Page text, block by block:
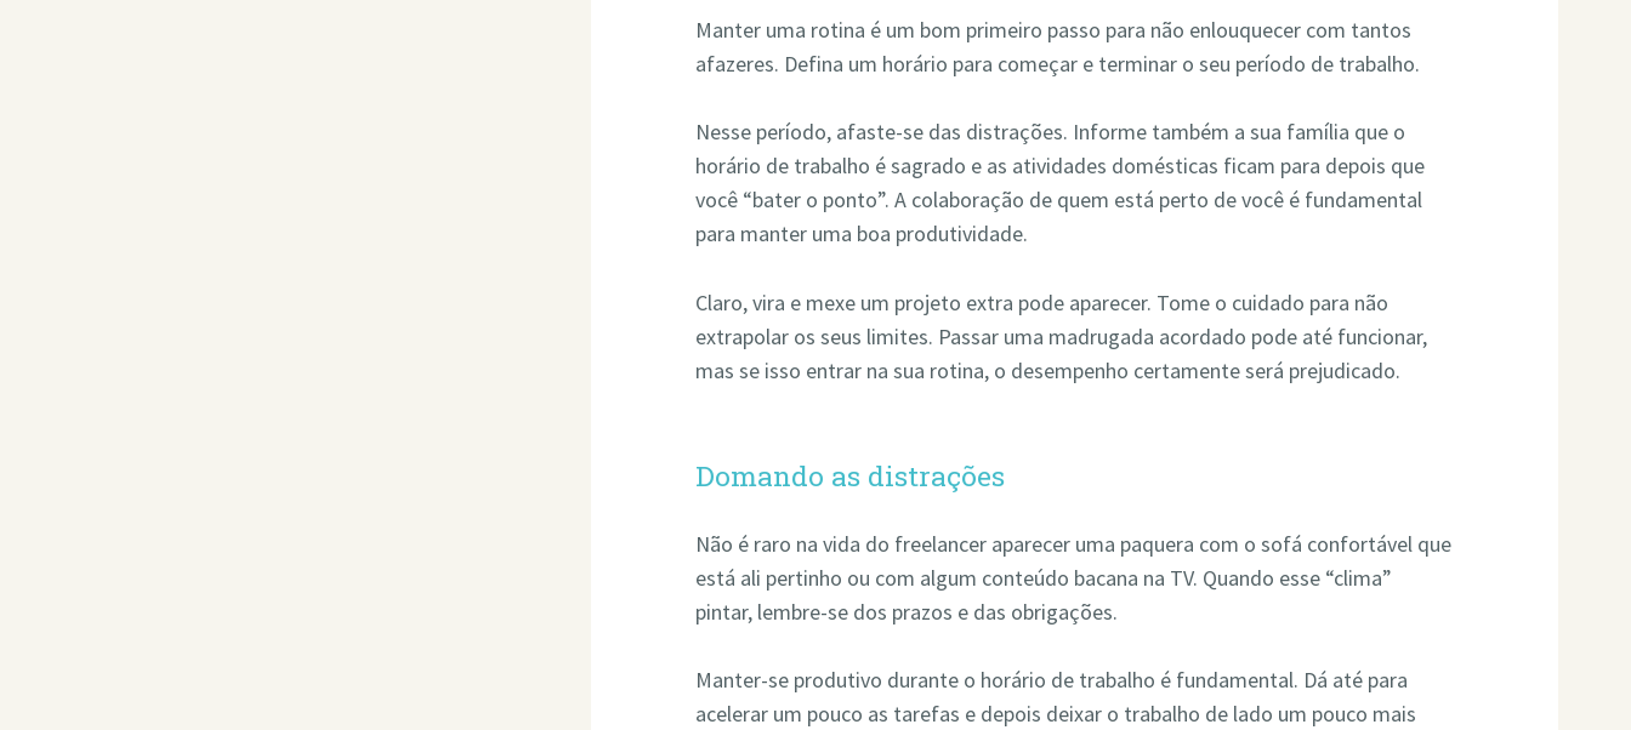
Manter uma rotina é um bom primeiro passo para não enlouquecer com tantos
afazeres. Defina um horário para começar e terminar o seu período de trabalho.
Nesse período, afaste-se das distrações. Informe também a sua família que o
horário de trabalho é sagrado e as atividades domésticas ficam para depois que
você “bater o ponto”. A colaboração de quem está perto de você é fundamental
para manter uma boa produtividade.
Claro, vira e mexe um projeto extra pode aparecer. Tome o cuidado para não
extrapolar os seus limites. Passar uma madrugada acordado pode até funcionar,
mas se isso entrar na sua rotina, o desempenho certamente será prejudicado.
Domando as distrações
Não é raro na vida do freelancer aparecer uma paquera com o sofá confortável que
está ali pertinho ou com algum conteúdo bacana na TV. Quando esse “clima”
pintar, lembre-se dos prazos e das obrigações.
Manter-se produtivo durante o horário de trabalho é fundamental. Dá até para
acelerar um pouco as tarefas e depois deixar o trabalho de lado um pouco mais